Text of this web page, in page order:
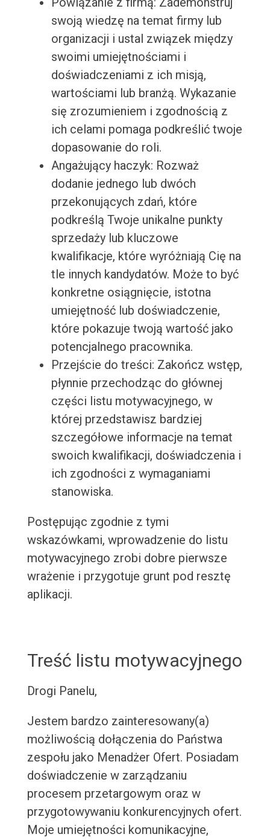
swoją wiedzę na temat firmy lub
organizacji i ustal związek między
swoimi umiejętnościami i
doświadczeniami z ich misją,
wartościami lub branżą. Wykazanie
się zrozumieniem i zgodnością z
ich celami pomaga podkreślić twoje
dopasowanie do roli.
Angażujący haczyk: Rozważ
dodanie jednego lub dwóch
przekonujących zdań, które
podkreślą Twoje unikalne punkty
sprzedaży lub kluczowe
kwalifikacje, które wyróżniają Cię na
tle innych kandydatów. Może to być
konkretne osiągnięcie, istotna
umiejętność lub doświadczenie,
które pokazuje twoją wartość jako
potencjalnego pracownika.
Przejście do treści: Zakończ wstęp,
płynnie przechodząc do głównej
części listu motywacyjnego, w
której przedstawisz bardziej
szczegółowe informacje na temat
swoich kwalifikacji, doświadczenia i
ich zgodności z wymaganiami
stanowiska.
Postępując zgodnie z tymi
wskazówkami, wprowadzenie do listu
motywacyjnego zrobi dobre pierwsze
wrażenie i przygotuje grunt pod resztę
aplikacji.
Treść listu motywacyjnego
Drogi Panelu,
Jestem bardzo zainteresowany(a)
możliwością dołączenia do Państwa
zespołu jako Menadżer Ofert. Posiadam
doświadczenie w zarządzaniu
procesem przetargowym oraz w
przygotowywaniu konkurencyjnych ofert.
Moje umiejętności komunikacyjne,